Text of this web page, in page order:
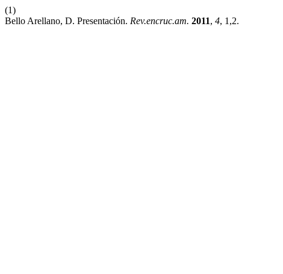
(1)
Bello Arellano, D. Presentación. Rev.encruc.am. 2011, 4, 1,2.